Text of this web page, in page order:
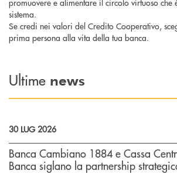
promuovere e alimentare il circolo virtuoso che
sistema.
Se credi nei valori del Credito Cooperativo,
prima persona alla vita della tua banca.
Ultime news
30 LUG 2026
Banca Cambiano 1884 e Cassa
Banca siglano la partnership